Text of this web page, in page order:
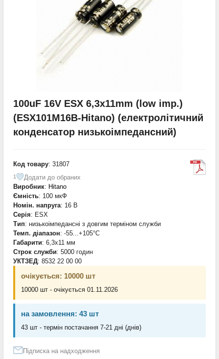
100uF 16V ESX 6,3x11mm (low imp.)
(ESX101M16B-Hitano) (електролітичний
конденсатор низькоімпедансний)
Код товару: 31807
1
Додати до обраних
Виробник: Hitano
Ємність: 100 мкФ
Номін. напруга: 16 В
Серія: ESX
Тип: низькоімпедансні з довгим терміном служби
Темп. діапазон: -55...+105°С
Габарити: 6,3x11 мм
Строк служби: 5000 годин
УКТЗЕД: 8532 22 00 00
очікується: 10000 шт
10000 шт - очікується 01.11.2026
на замовлення: 43 шт
43 шт - термін постачання 7-21 дні (днів)
Підписка на надходження